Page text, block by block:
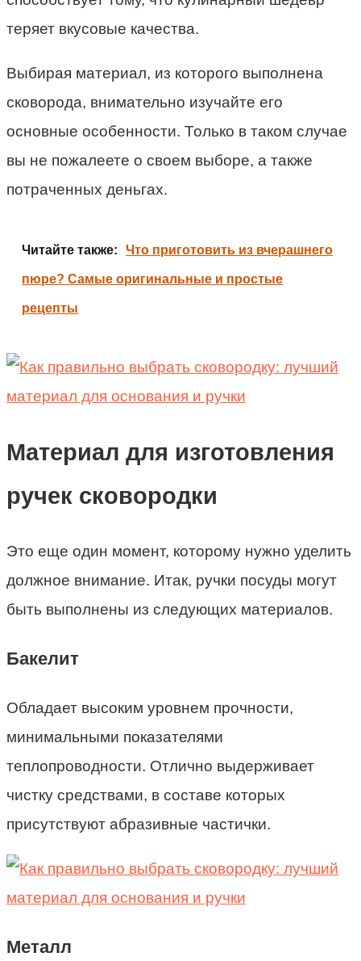
теряет вкусовые качества.
Выбирая материал, из которого выполнена
сковорода, внимательно изучайте его
основные особенности. Только в таком случае
вы не пожалеете о своем выборе, а также
потраченных деньгах.
Читайте также: Что приготовить из вчерашнего
пюре? Самые оригинальные и простые
рецепты
Материал для изготовления
ручек сковородки
Это еще один момент, которому нужно уделить
должное внимание. Итак, ручки посуды могут
быть выполнены из следующих материалов.
Бакелит
Обладает высоким уровнем прочности,
минимальными показателями
теплопроводности. Отлично выдерживает
чистку средствами, в составе которых
присутствуют абразивные частички.
Металл